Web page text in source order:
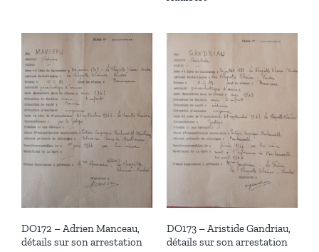
DO172 – Adrien Manceau,
détails sur son arrestation
DO173 – Aristide Gandriau,
détails sur son arrestation